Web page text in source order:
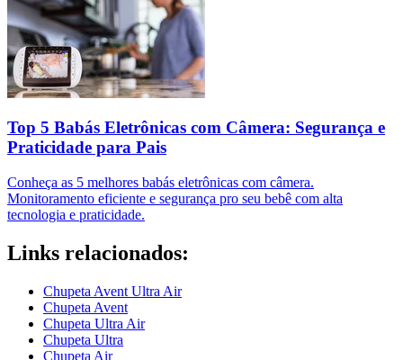
Top 5 Babás Eletrônicas com Câmera: Segurança e
Praticidade para Pais
Conheça as 5 melhores babás eletrônicas com câmera.
Monitoramento eficiente e segurança pro seu bebê com alta
tecnologia e praticidade.
Links relacionados:
Chupeta Avent Ultra Air
Chupeta Avent
Chupeta Ultra Air
Chupeta Ultra
Chupeta Air